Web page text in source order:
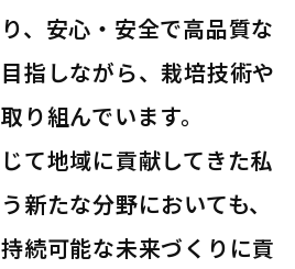
、安心・安全で高品質な
指しながら、栽培技術や
り組んでいます。
て地域に貢献してきた私
新たな分野においても、
続可能な未来づくりに貢